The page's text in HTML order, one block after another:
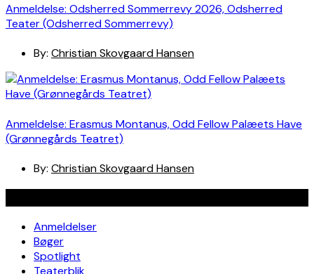
Anmeldelse: Odsherred Sommerrevy 2026, Odsherred
Teater (Odsherred Sommerrevy)
By: Christian Skovgaard Hansen
Anmeldelse: Erasmus Montanus, Odd Fellow Palæets Have
(Grønnegårds Teatret)
By: Christian Skovgaard Hansen
Anmeldelser
Bøger
Spotlight
Teaterblik